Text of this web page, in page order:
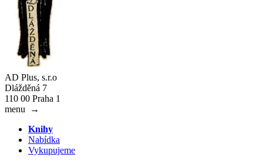
AD Plus, s.r.o
Dlážděná 7
110 00 Praha 1
menu
→
Knihy
Nabídka
Vykupujeme